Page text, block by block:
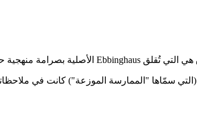
(التي سمّاها "الممارسة الموزعة") كانت في